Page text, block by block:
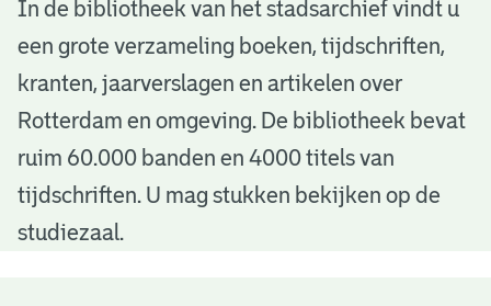
B
b
o
In de bibliotheek van het stadsarchief vindt u
een grote verzameling boeken, tijdschriften,
kranten, jaarverslagen en artikelen over
Rotterdam en omgeving. De bibliotheek bevat
ruim 60.000 banden en 4000 titels van
tijdschriften. U mag stukken bekijken op de
studiezaal.